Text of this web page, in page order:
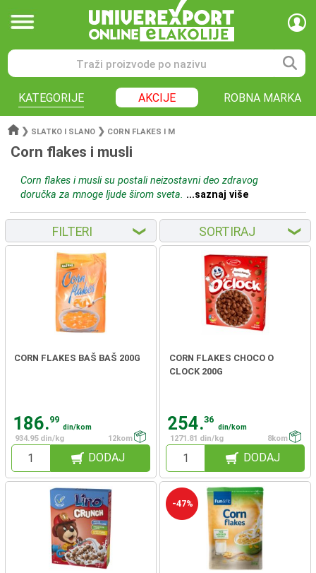
KATEGORIJE AKCIJE ROBNA MARKA
❯ SLATKO I SLANO ❯ CORN FLAKES I M
Corn flakes i musli
Corn flakes i musli su postali neizostavni deo zdravog
doručka za mnoge ljude širom sveta. ...saznaj više
FILTERI ❮ SORTIRAJ ❮
CORN FLAKES BAŠ BAŠ 200G
186.99
din/kom
934.95 din/kg
12kom
DODAJ
CORN FLAKES CHOCO O
CLOCK 200G
254.36
din/kom
1271.81 din/kg
8kom
DODAJ
-47%